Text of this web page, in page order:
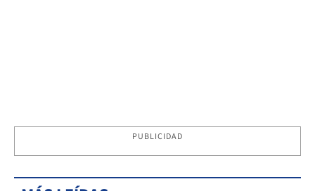
PUBLICIDAD